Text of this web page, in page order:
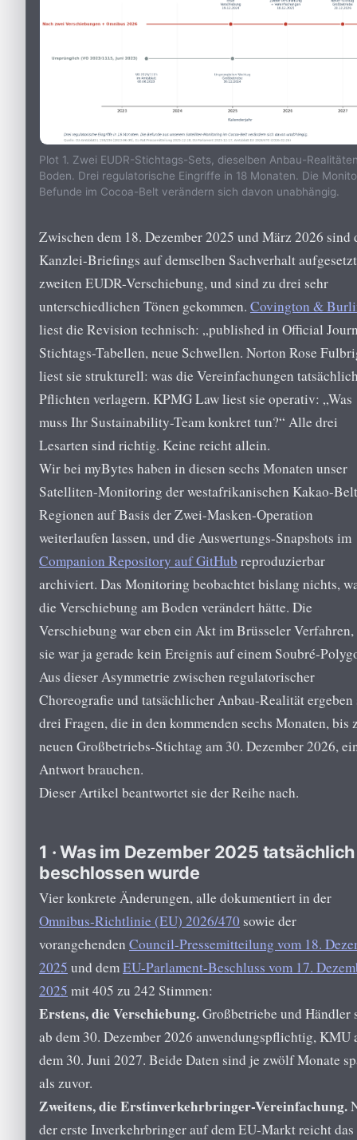
Plot 1. Zwei EUDR-Stichtags-Sets, dieselben Anbau-
Boden. Drei regulatorische Eingriffe in 18 Monaten. Die
Befunde im Cocoa-Belt verändern sich davon unabhängig.
Zwischen dem 18. Dezember 2025 und März 2026 sind
Kanzlei-Briefings auf demselben Sachverhalt
zweiten EUDR-Verschiebung, und sind zu drei sehr
unterschiedlichen Tönen gekommen. Covington &
liest die Revision technisch: „published in Official
Stichtags-Tabellen, neue Schwellen. Norton Rose
liest sie strukturell: was die Vereinfachungen
Pflichten verlagern. KPMG Law liest sie operativ: „Was
muss Ihr Sustainability-Team konkret tun?“ Alle drei
Lesarten sind richtig. Keine reicht allein.
Wir bei myBytes haben in diesen sechs Monaten unser
Satelliten-Monitoring der westafrikanischen Kakao-
Regionen auf Basis der Zwei-Masken-Operation
weiterlaufen lassen, und die Auswertungs-Snapshots im
Companion Repository auf GitHub reproduzierbar
archiviert. Das Monitoring beobachtet bislang nichts,
die Verschiebung am Boden verändert hätte. Die
Verschiebung war eben ein Akt im Brüsseler
sie war ja gerade kein Ereignis auf einem Soubré-
Aus dieser Asymmetrie zwischen regulatorischer
Choreografie und tatsächlicher Anbau-Realität ergeben
drei Fragen, die in den kommenden sechs Monaten, bis
neuen Großbetriebs-Stichtag am 30. Dezember 2026,
Antwort brauchen.
Dieser Artikel beantwortet sie der Reihe nach.
1 · Was im Dezember 2025 tatsächlich
beschlossen wurde
Vier konkrete Änderungen, alle dokumentiert in der
Omnibus-Richtlinie (EU) 2026/470 sowie der
vorangehenden Council-Pressemitteilung vom 18.
2025 und demEU-Parlament-Beschluss vom 17.
2025 mit 405 zu 242 Stimmen:
Erstens, die Verschiebung.Großbetriebe und Händler
ab dem 30. Dezember 2026 anwendungspflichtig, KMU
dem 30. Juni 2027. Beide Daten sind je zwölf Monate
als zuvor.
Zweitens, die Erstinverkehrbringer-Vereinfachung.
der erste Inverkehrbringer auf dem EU-Markt reicht das